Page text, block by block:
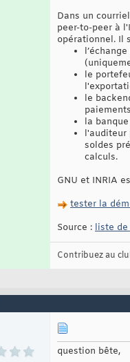
Dans un
peer-to-peer à
opérationnel. Il
le
le
la
l'auditeur
soldes
calculs.
GNU et INRIA
tester la
Source : liste de
Contribuez au
question bête,